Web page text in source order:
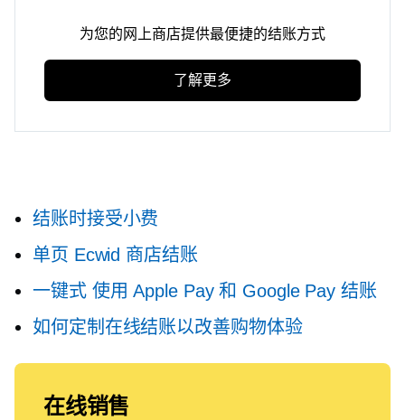
为您的网上商店提供最便捷的结账方式
了解更多
结账时接受小费
单页 Ecwid 商店结账
一键式使用 Apple Pay 和 Google Pay 结账
如何定制在线结账以改善购物体验
在线销售